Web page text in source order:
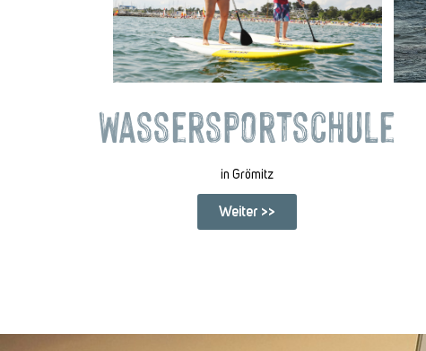
Wassersportschule
in Grömitz
Weiter >>